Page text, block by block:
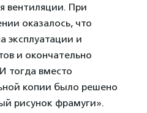
вентиляции. При
оказалось, что
эксплуатации и
и окончательно
тогда вместо
копии было решено
рисунок фрамуги».